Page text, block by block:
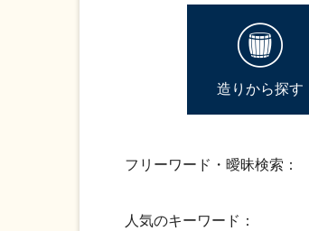
造りから探す
フリーワード・曖昧検索：
人気のキーワード：